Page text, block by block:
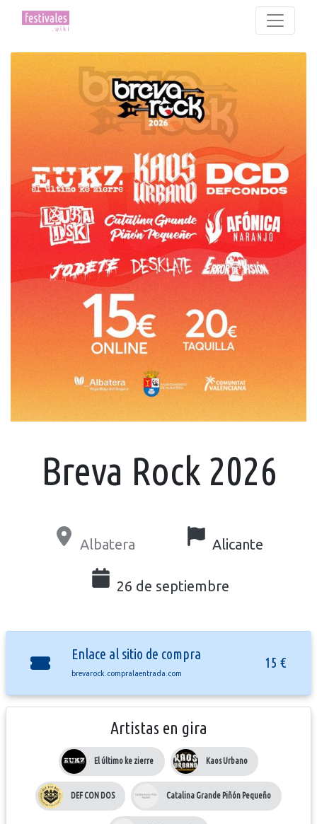
Breva Rock 2026
Albatera Alicante
26 de septiembre
Enlace al sitio de compra
brevarock.compralaentrada.com
15 €
Artistas en gira
El último ke zierre Kaos Urbano
DEF CON DOS Catalina Grande Piñón Pequeño